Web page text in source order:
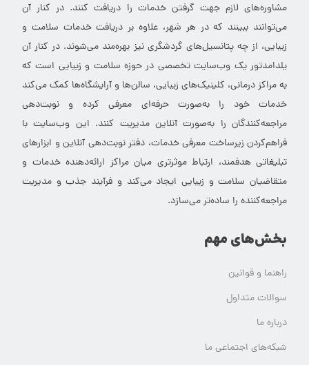
مشاوره‌های لازم جهت گرفتن خدمات را دریافت کنند. در کنار آن
می‌توانند ببینند که در هر شهر، علاوه بر دریافت خدمات سلامت و
زیبایی، از چه پتانسیل‌های گردشگری نیز بهره‌مند می‌شوند. در کنار آن
یلدامدتور یک وب‌سایت تخصصی در حوزه سلامت و زیبایی است که
به مراکز درمانی، کلینیک‌های زیبایی، سالن‌ها و آرایشگاه‌ها کمک می‌کند
خدمات خود را به‌صورت حرفه‌ای معرفی کرده و نوبت‌دهی
مراجعه‌کنندگان را به‌صورت آنلاین مدیریت کنند. این وب‌سایت با
فراهم‌کردن زیرساخت معرفی خدمات، دفتر نوبت‌دهی آنلاین و ابزارهای
تبلیغاتی هدفمند، ارتباط موثرتری میان مراکز ارائه‌دهنده خدمات و
متقاضیان سلامت و زیبایی ایجاد می‌کند و فرآیند جذب و مدیریت
مراجعه‌کننده را ساده‌تر می‌سازد.
بخش‌های مهم
راهنما و قوانین
سوالات متداول
درباره ما
شبکه‌های اجتماعی ما